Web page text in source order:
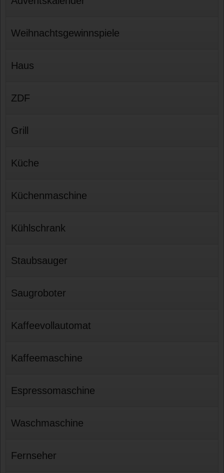
Weihnachtsgewinnspiele
Haus
ZDF
Grill
Küche
Küchenmaschine
Kühlschrank
Staubsauger
Saugroboter
Kaffeevollautomat
Kaffeemaschine
Espressomaschine
Waschmaschine
Fernseher